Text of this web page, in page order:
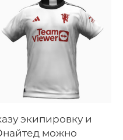
экипировку и
можно